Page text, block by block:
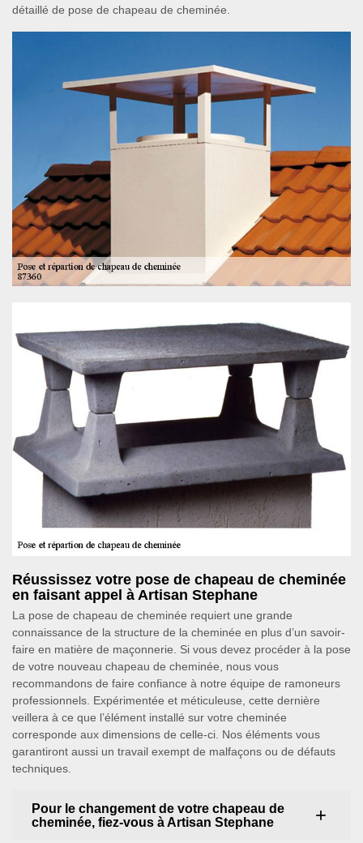
détaillé de pose de chapeau de cheminée.
Réussissez votre pose de chapeau de cheminée
en faisant appel à Artisan Stephane
La pose de chapeau de cheminée requiert une grande
connaissance de la structure de la cheminée en plus d’un savoir-
faire en matière de maçonnerie. Si vous devez procéder à la pose
de votre nouveau chapeau de cheminée, nous vous
recommandons de faire confiance à notre équipe de ramoneurs
professionnels. Expérimentée et méticuleuse, cette dernière
veillera à ce que l’élément installé sur votre cheminée
corresponde aux dimensions de celle-ci. Nos éléments vous
garantiront aussi un travail exempt de malfaçons ou de défauts
techniques.
Pour le changement de votre chapeau de
cheminée, fiez-vous à Artisan Stephane